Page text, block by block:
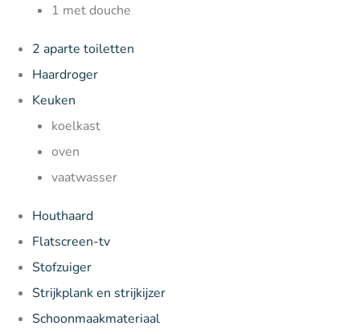
1 met douche
2 aparte toiletten
Haardroger
Keuken
koelkast
oven
vaatwasser
Houthaard
Flatscreen-tv
Stofzuiger
Strijkplank en strijkijzer
Schoonmaakmateriaal